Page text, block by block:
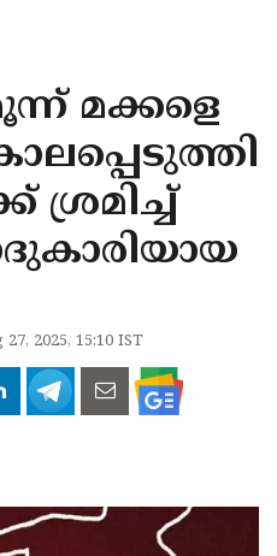
മക്കളെ
27, 2025, 15:10 IST